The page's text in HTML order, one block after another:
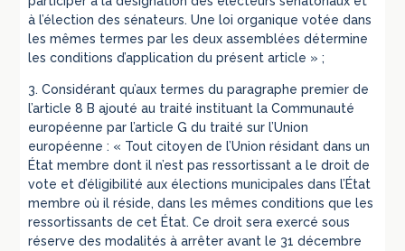
à l’élection des sénateurs. Une loi organique votée dans
les mêmes termes par les deux assemblées détermine
les conditions d’application du présent article » ;
3. Considérant qu’aux termes du paragraphe premier de
l’article 8 B ajouté au traité instituant la Communauté
européenne par l’article G du traité sur l’Union
européenne : « Tout citoyen de l’Union résidant dans un
État membre dont il n’est pas ressortissant a le droit de
vote et d’éligibilité aux élections municipales dans l’État
membre où il réside, dans les mêmes conditions que les
ressortissants de cet État. Ce droit sera exercé sous
réserve des modalités à arrêter avant le 31 décembre